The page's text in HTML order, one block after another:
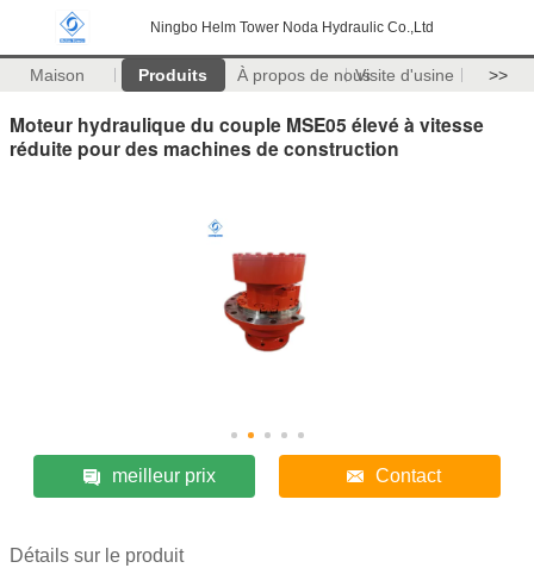
Ningbo Helm Tower Noda Hydraulic Co.,Ltd
Maison Produits À propos de nousVisite d'usine >>
Moteur hydraulique du couple MSE05 élevé à vitesse
réduite pour des machines de construction
meilleur prix Contact
Détails sur le produit